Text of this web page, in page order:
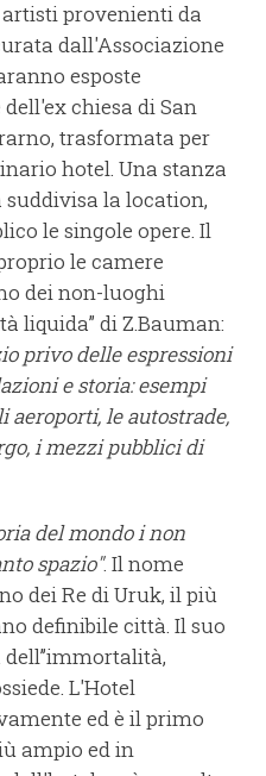
provenienti da
dall'Associazione
esposte
chiesa di San
trasformata per
hotel. Una stanza
suddivisa la location,
le singole opere. Il
le camere
dei non-luoghi
liquida” di Z.Bauman:
privo delle espressioni
e storia: esempi
aeroporti, le autostrade,
i mezzi pubblici di
del mondo i non
spazio". Il nome
dei Re di Uruk, il più
definibile città. Il suo
L'Hotel
ed è il primo
ampio ed in